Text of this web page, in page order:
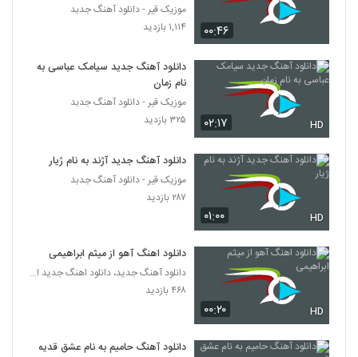
احسان قربان زاده آهنگ تو که نباشى
۲۸۴ بازدید
آهنگ ای جان از محسن حق شناس(پاپ)
5340
دانلود آهنگ دوست دارم از آرش بهمنش
۲۵۱ بازدید
5341
موزیک زیبای کافه از علی هایپر
۳۱۰ بازدید
دانلود آهنگ جدید و زیبای شاهرخ اینانلو با نام
حال دلم
5343 زاده
۰۰:۴۶
موزیک قیر - دانلود آهنگ جدبد
۱,۱۱۴ بازدید
۰۲:۱۷ HD
دانلود آهنگ جدید سیامک عباسی به
نام زمان
موزیک قیر - دانلود آهنگ جدبد
۳۲۵ بازدید
۰۱:۰۰ HD
دانلود آهنگ جدید آژند به نام ژیار
موزیک قیر - دانلود آهنگ جدبد
۲۸۷ بازدید
۰۰:۲۰ HD
دانلود اهنگ آهو از میثم ابراهیمی
دانلود آهنگ جدید، دانلود اهنگ جدید ایرانی
۴۶۸ بازدید
دانلود آهنگ حامیم به نام عشق قدیمی